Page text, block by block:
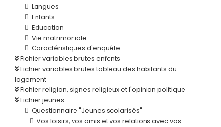
Langues
Enfants
Education
Vie matrimoniale
Caractéristiques d'enquête
Fichier variables brutes enfants
Fichier variables brutes tableau des habitants du
logement
Fichier religion, signes religieux et l'opinion politique
Fichier jeunes
Questionnaire "Jeunes scolarisés"
Vos loisirs, vos amis et vos relations avec vos